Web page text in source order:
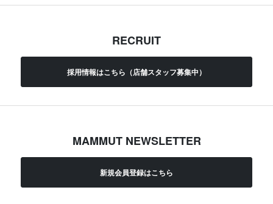
RECRUIT
採用情報はこちら（店舗スタッフ募集中）
MAMMUT NEWSLETTER
新規会員登録はこちら